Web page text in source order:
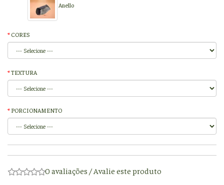
Anello
CORES
TEXTURA
PORCIONAMENTO
0 avaliações /Avalie este produto